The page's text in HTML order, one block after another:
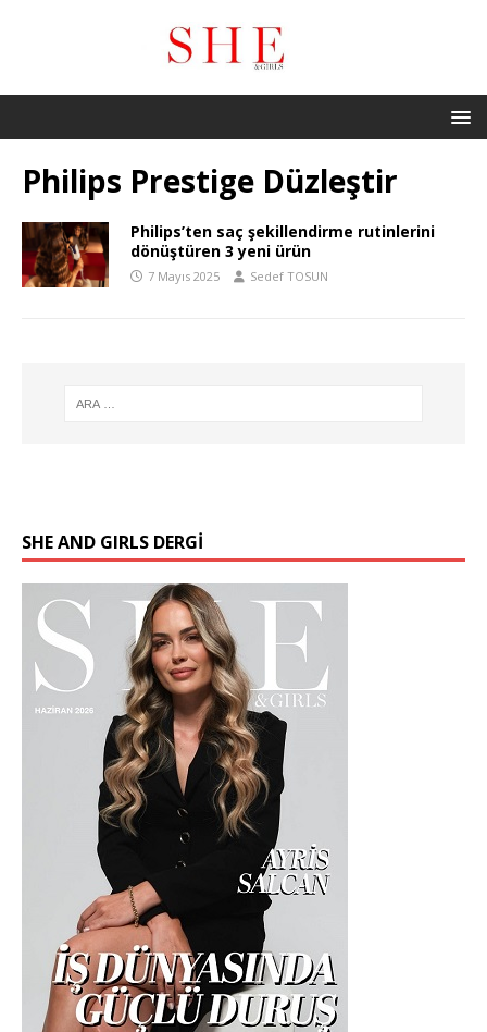
Philips Prestige Düzleştir
Philips’ten saç şekillendirme rutinlerini
dönüştüren 3 yeni ürün
7 Mayıs 2025 Sedef TOSUN
SHE AND GIRLS DERGİ